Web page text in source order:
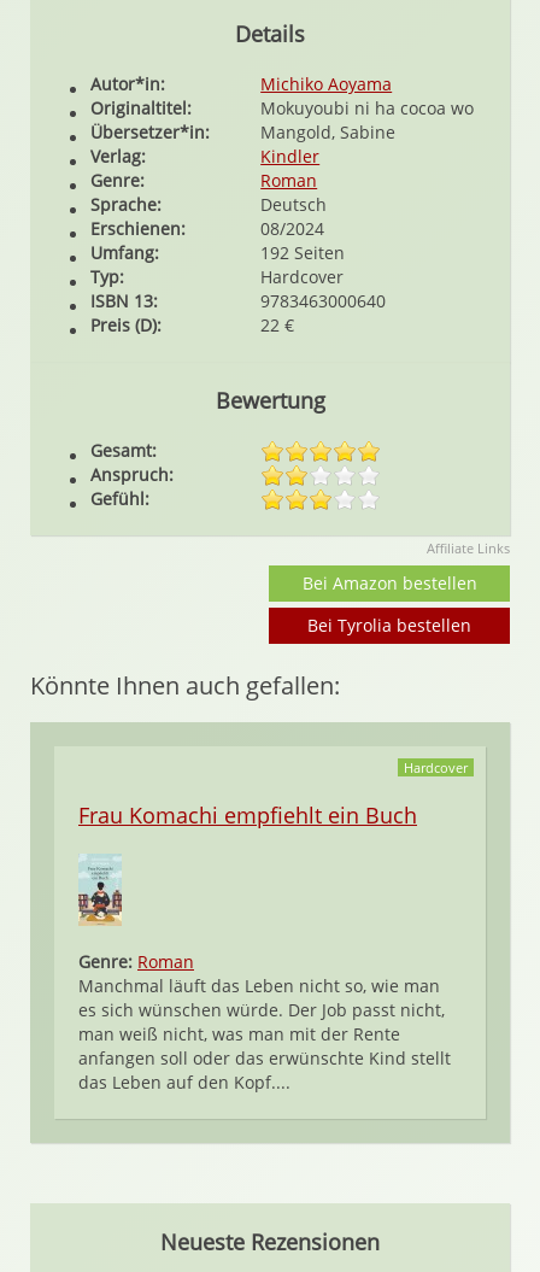
Details
Autor*in:
Michiko Aoyama
Originaltitel:
Mokuyoubi ni ha cocoa wo
Übersetzer*in:
Mangold, Sabine
Verlag:
Kindler
Genre:
Roman
Sprache:
Deutsch
Erschienen:
08/2024
Umfang:
192 Seiten
Typ:
Hardcover
ISBN 13:
9783463000640
Preis (D):
22 €
Bewertung
Gesamt:
Anspruch:
Gefühl:
Affiliate Links
Bei Amazon bestellen
Bei Tyrolia bestellen
Könnte Ihnen auch gefallen:
Hardcover
Frau Komachi empfiehlt ein Buch
Genre: Roman
Manchmal läuft das Leben nicht so, wie man
es sich wünschen würde. Der Job passt nicht,
man weiß nicht, was man mit der Rente
anfangen soll oder das erwünschte Kind stellt
das Leben auf den Kopf....
Neueste Rezensionen